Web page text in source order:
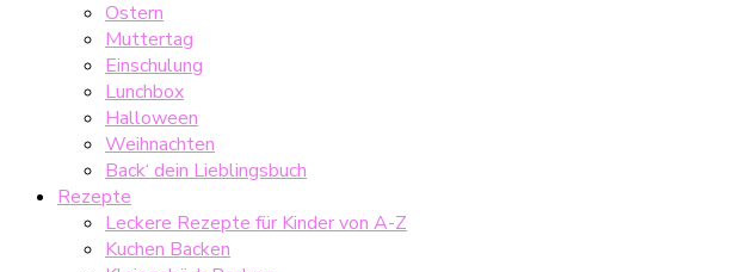
Ostern
Muttertag
Einschulung
Lunchbox
Halloween
Weihnachten
Back‘ dein Lieblingsbuch
Rezepte
Leckere Rezepte für Kinder von A-Z
Kuchen Backen